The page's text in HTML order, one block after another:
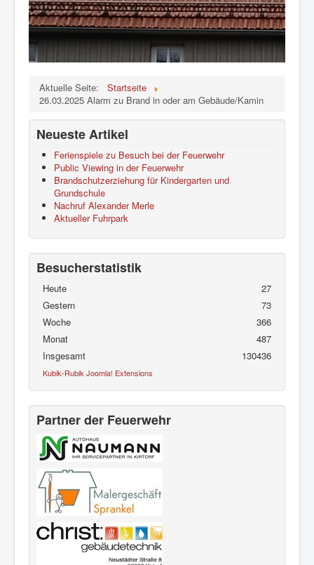
Aktuelle Seite:
Startseite
26.03.2025 Alarm zu Brand in oder am Gebäude/Kamin
Neueste Artikel
Ferienspiele zu Besuch bei der Feuerwehr
Public Viewing in der Feuerwehr
Brandschutzerziehung für Kindergarten und
Grundschule
Nachruf Alexander Merle
Aktueller Fuhrpark
Besucherstatistik
Heute
27
Gestern
73
Woche
366
Monat
487
Insgesamt
130436
Kubik-Rubik Joomla! Extensions
Partner der Feuerwehr